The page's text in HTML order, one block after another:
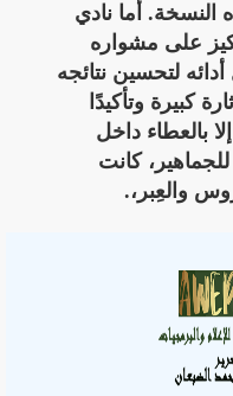
النسخة. أما نادي
على مشواره
لتحسين نتائجه
كبيرة وتأكيدًا
بالعطاء داخل
كانت
والعِبر،.